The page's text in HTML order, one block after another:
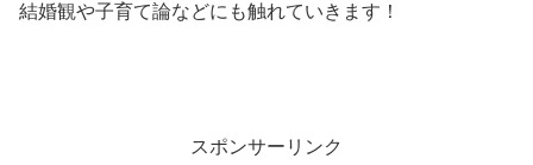
結婚観や子育て論などにも触れていきます！
スポンサーリンク